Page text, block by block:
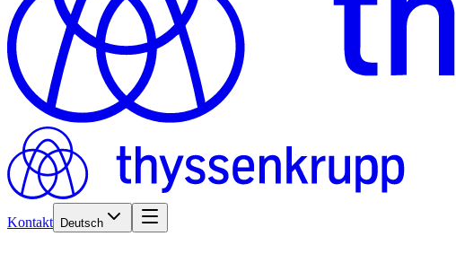
Kontakt Deutsch